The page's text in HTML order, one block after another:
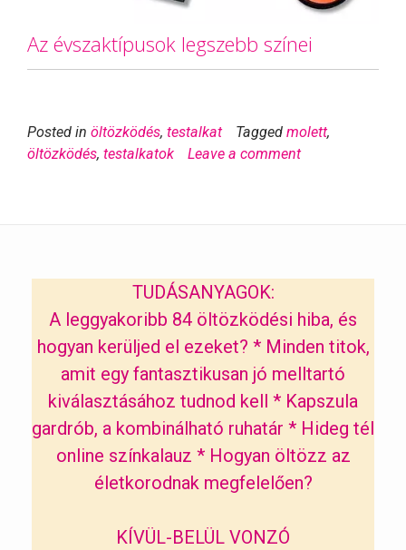
Az évszaktípusok legszebb színei
Posted in öltözködés, testalkat Tagged molett,
öltözködés, testalkatok Leave a comment
TUDÁSANYAGOK:
A leggyakoribb 84 öltözködési hiba, és
hogyan kerüljed el ezeket? * Minden titok,
amit egy fantasztikusan jó melltartó
kiválasztásához tudnod kell * Kapszula
gardrób, a kombinálható ruhatár * Hideg tél
online színkalauz * Hogyan öltözz az
életkorodnak megfelelően?
KÍVÜL-BELÜL VONZÓ